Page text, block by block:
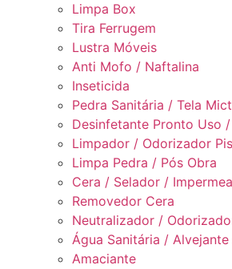
Limpa Box
Tira Ferrugem
Lustra Móveis
Anti Mofo / Naftalina
Inseticida
Pedra Sanitária / Tela
Desinfetante Pronto Uso
Limpador / Odorizador
Limpa Pedra / Pós Obra
Cera / Selador /
Removedor Cera
Neutralizador /
Água Sanitária /
Amaciante